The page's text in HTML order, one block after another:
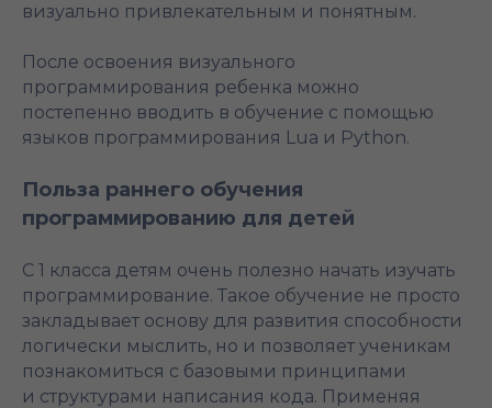
визуально привлекательным и понятным.
После освоения визуального
программирования ребенка можно
постепенно вводить в обучение с помощью
языков программирования Lua и Python.
Польза раннего обучения
программированию для детей
С 1 класса детям очень полезно начать изучать
программирование. Такое обучение не просто
закладывает основу для развития способности
логически мыслить, но и позволяет ученикам
познакомиться с базовыми принципами
и структурами написания кода. Применяя